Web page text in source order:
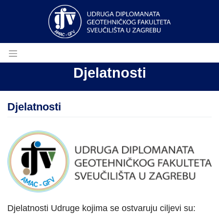
Djelatnosti
Djelatnosti
Djelatnosti Udruge kojima se ostvaruju ciljevi su: